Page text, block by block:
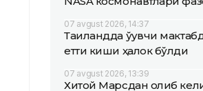
07 avgust 2026, 14:37
Таиландда ўқувчи
етти киши ҳалок бўлди
07 avgust 2026, 13:39
Хитой Марсдан олиб